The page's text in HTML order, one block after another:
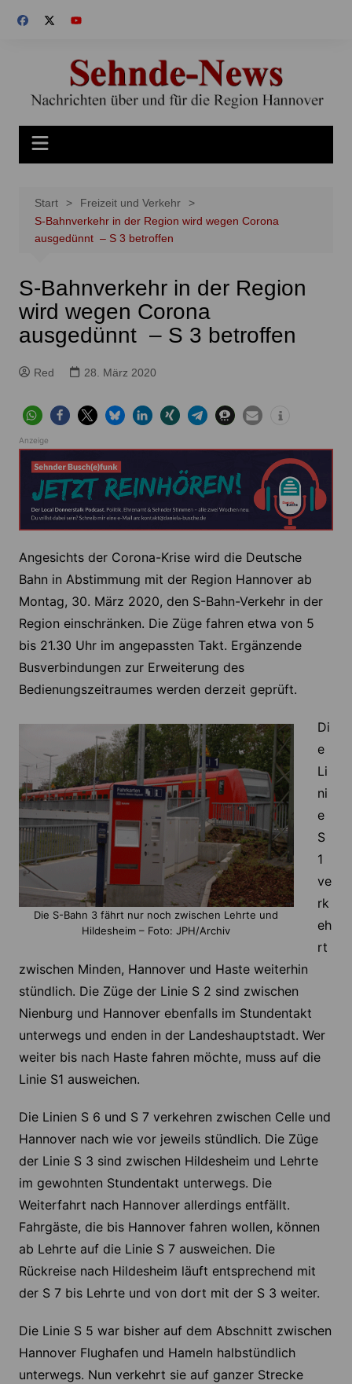
Inhalt
Start
Freizeit und Verkehr
S-Bahnverkehr in der Region wird wegen Corona
ausgedünnt – S 3 betroffen
S-Bahnverkehr in der Region
wird wegen Corona
ausgedünnt – S 3 betroffen
Red 28. März 2020
Anzeige
Angesichts der Corona-Krise wird die Deutsche
Bahn in Abstimmung mit der Region Hannover ab
Montag, 30. März 2020, den S-Bahn-Verkehr in der
Region einschränken. Die Züge fahren etwa von 5
bis 21.30 Uhr im angepassten Takt. Ergänzende
Busverbindungen zur Erweiterung des
Bedienungszeitraumes werden derzeit geprüft.
Die S-Bahn 3 fährt nur noch zwischen Lehrte und
Hildesheim – Foto: JPH/Archiv
Di
e
Li
ni
e
S
1
ve
rk
eh
rt
zwischen Minden, Hannover und Haste weiterhin
stündlich. Die Züge der Linie S 2 sind zwischen
Nienburg und Hannover ebenfalls im Stundentakt
unterwegs und enden in der Landeshauptstadt. Wer
weiter bis nach Haste fahren möchte, muss auf die
Linie S1 ausweichen.
Die Linien S 6 und S 7 verkehren zwischen Celle und
Hannover nach wie vor jeweils stündlich. Die Züge
der Linie S 3 sind zwischen Hildesheim und Lehrte
im gewohnten Stundentakt unterwegs. Die
Weiterfahrt nach Hannover allerdings entfällt.
Fahrgäste, die bis Hannover fahren wollen, können
ab Lehrte auf die Linie S 7 ausweichen. Die
Rückreise nach Hildesheim läuft entsprechend mit
der S 7 bis Lehrte und von dort mit der S 3 weiter.
Die Linie S 5 war bisher auf dem Abschnitt zwischen
Hannover Flughafen und Hameln halbstündlich
unterwegs. Nun verkehrt sie auf ganzer Strecke